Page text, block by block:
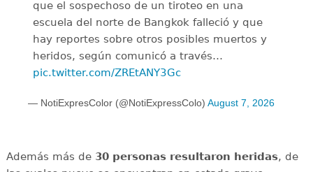
que el sospechoso de un tiroteo en una
escuela del norte de Bangkok falleció y que
hay reportes sobre otros posibles muertos y
heridos, según comunicó a través…
pic.twitter.com/ZREtANY3Gc
— NotiExpresColor (@NotiExpressColo) August 7, 2026
Además más de 30 personas resultaron heridas, de